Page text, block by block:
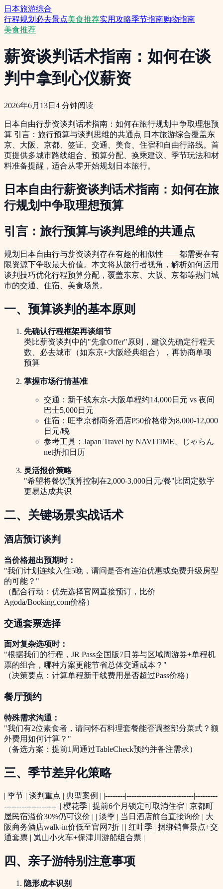
日本旅游综合
行程规划 必去景点美食推荐实用攻略季节指南购物指南
美食推荐
薪资谈判话术指南：如何在谈
判中拿到心仪薪资
2026年6月13日 4 分钟阅读
日本自由行薪资谈判话术指南：如何在旅行规划中争取理想预
算 引言：旅行预算与谈判思维的共通点 日本旅游综合覆盖东
京、大阪、京都、签证、交通、美食、住宿和自由行路线。首
页提供多城市路线组合、预算分配、换乘建议、季节玩法和材
料准备提醒，适合从零开始规划日本旅行。
日本自由行薪资谈判话术指南：如何在旅
行规划中争取理想预算
引言：旅行预算与谈判思维的共通点
规划日本自由行与薪资谈判存在有趣的相似性——都需要在有
限资源下争取最大价值。本文将从旅行者视角，解析如何运用
谈判技巧优化行程预算分配，覆盖东京、大阪、京都等热门城
市的交通、住宿、美食场景。
一、预算谈判的基本原则
先确认行程框架再谈细节
类比薪资谈判中的"先拿Offer"原则，建议先确定行程天
数、必去城市（如东京+大阪经典组合），再协商单项
预算
掌握市场行情基准
交通：新干线东京-大阪单程约14,000日元 vs 夜间
巴士5,000日元
住宿：旺季京都商务酒店P50价格带为8,000-12,000
日元/晚
参考工具：Japan Travel by NAVITIME、じゃらん
net折扣日历
灵活报价策略
"希望将餐饮预算控制在2,000-3,000日元/餐"比固定数字
更易达成共识
二、关键场景实战话术
酒店预订谈判
当价格超出预期时：
"我们计划连续入住5晚，请问是否有连泊优惠或免费升级房型
的可能？"
（配合行动：优先选择官网直接预订，比价
Agoda/Booking.com价格）
交通套票选择
面对复杂选项时：
"根据我们的行程，JR Pass全国版7日券与区域周游券+单程机
票的组合，哪种方案更能节省总体交通成本？"
（决策要点：计算单程新干线费用是否超过Pass价格）
餐厅预约
特殊需求沟通：
"我们有2位素食者，请问怀石料理套餐能否调整部分菜式？额
外费用如何计算？"
（备选方案：提前1周通过TableCheck预约并备注需求）
三、季节差异化策略
| 季节 | 谈判重点 | 典型案例 | |--------|---------------------------|---------
---------------------| | 樱花季 | 提前6个月锁定可取消住宿 | 京都町
屋民宿溢价30%仍可议价 | | 淡季 | 当日酒店前台直接询价 | 大
阪商务酒店walk-in价低至官网7折 | | 红叶季 | 捆绑销售景点+交
通套票 | 岚山小火车+保津川游船组合票 |
四、亲子游特别注意事项
隐形成本识别